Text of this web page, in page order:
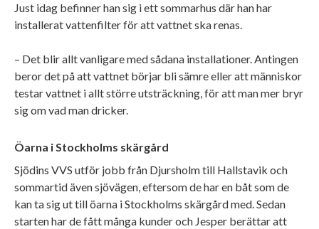
Just idag befinner han sig i ett sommarhus där han har
installerat vattenfilter för att vattnet ska renas.
– Det blir allt vanligare med sådana installationer. Antingen
beror det på att vattnet börjar bli sämre eller att människor
testar vattnet i allt större utsträckning, för att man mer bryr
sig om vad man dricker.
Öarna i Stockholms skärgård
Sjödins VVS utför jobb från Djursholm till Hallstavik och
sommartid även sjövägen, eftersom de har en båt som de
kan ta sig ut till öarna i Stockholms skärgård med. Sedan
starten har de fått många kunder och Jesper berättar att